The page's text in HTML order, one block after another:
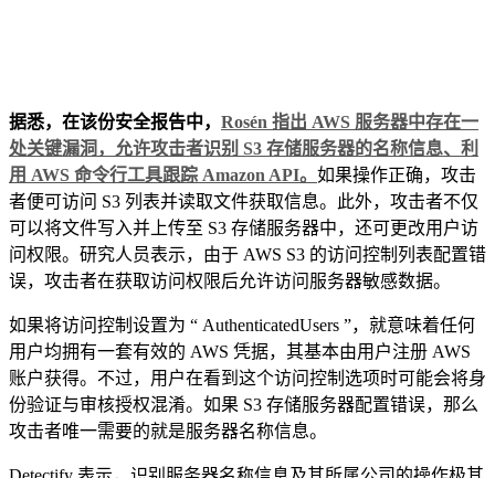
据悉，在该份安全报告中， Rosén 指出 AWS 服务器中存在一
处关键漏洞，允许攻击者识别 S3 存储服务器的名称信息、利
用 AWS 命令行工具跟踪 Amazon API。 如果操作正确，攻击
者便可访问 S3 列表并读取文件获取信息。此外，攻击者不仅
可以将文件写入并上传至 S3 存储服务器中，还可更改用户访
问权限。研究人员表示，由于 AWS S3 的访问控制列表配置错
误，攻击者在获取访问权限后允许访问服务器敏感数据。
如果将访问控制设置为 “ AuthenticatedUsers ”，就意味着任何
用户均拥有一套有效的 AWS 凭据，其基本由用户注册 AWS
账户获得。不过，用户在看到这个访问控制选项时可能会将身
份验证与审核授权混淆。如果 S3 存储服务器配置错误，那么
攻击者唯一需要的就是服务器名称信息。